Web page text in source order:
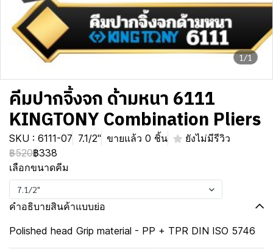
1/1
คีมปากจิ้งจก ด้ามหนา 6111
KINGTONY Combination Pliers
SKU : 6111-07 7.1/2" ขายแล้ว 0 ชิ้น
ยังไม่มีรีวิว
฿520฿338
เลือกขนาดคีม
7.1/2"
คำอธิบายสินค้าแบบย่อ
Polished head Grip material - PP + TPR DIN ISO 5746